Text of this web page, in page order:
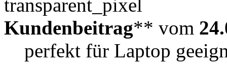
Kundenbeitrag** vom
perfekt für Laptop